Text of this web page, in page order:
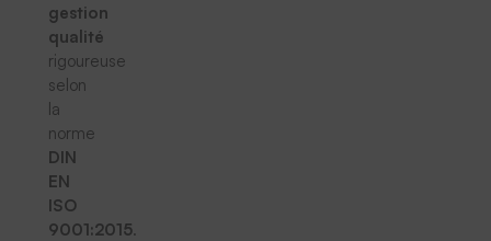
gestion
qualité
rigoureuse
selon
la
norme
DIN
EN
ISO
9001:2015.